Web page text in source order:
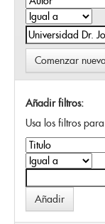
Comenzar
Añadir filtros:
Usa los filtros